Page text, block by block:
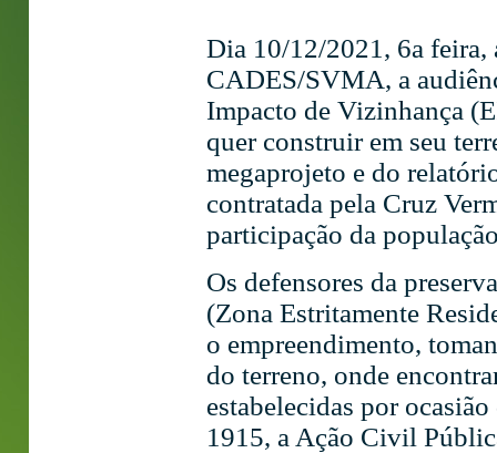
Dia 10/12/2021, 6a feira,
CADES/SVMA, a
Impacto de Vizinhança
quer construir em seu
megaprojeto e do
contratada pela Cruz
participação da
Os defensores da
(Zona Estritamente
o empreendimento,
do terreno, onde
estabelecidas por
1915, a Ação Civil